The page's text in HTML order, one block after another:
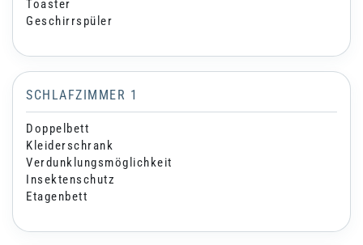
Toaster
Geschirrspüler
SCHLAFZIMMER 1
Doppelbett
Kleiderschrank
Verdunklungsmöglichkeit
Insektenschutz
Etagenbett